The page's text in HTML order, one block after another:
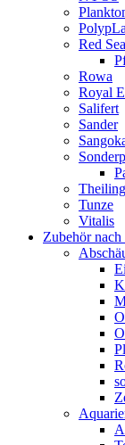
Red Sea
Rowa
Royal
Salifert
Sander
Theiling
Tunze
Vitalis
Zubehör